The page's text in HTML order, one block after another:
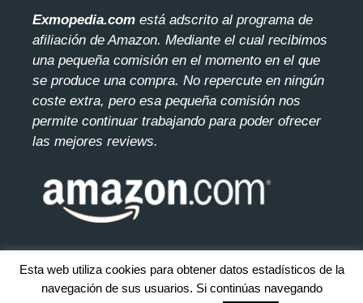
Exmopedia.com está adscrito al programa de
afiliación de Amazon. Mediante el cual recibimos
una pequeña comisión en el momento en el que
se produce una compra. No repercute en ningún
coste extra, pero esa pequeña comisión nos
permite continuar trabajando para poder ofrecer
las mejores reviews.
© 2026 exmopedia.com. Todos los derecho reservados.Mapa
Esta web utiliza cookies para obtener datos estadísticos de la
navegación de sus usuarios. Si continúas navegando